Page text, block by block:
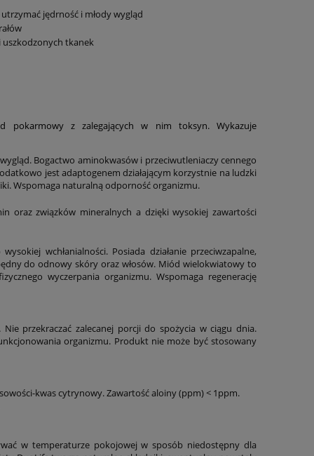
jędrność i młody wygląd
uszkodzonych tkanek
pokarmowy z zalegających w nim toksyn. Wykazuje
Bogactwo aminokwasów i przeciwutleniaczy cennego
jest adaptogenem działającym korzystnie na ludzki
Wspomaga naturalną odporność organizmu.
oraz związków mineralnych a dzięki wysokiej zawartości
wchłanialności. Posiada działanie przeciwzapalne,
do odnowy skóry oraz włosów. Miód wielokwiatowy to
wyczerpania organizmu. Wspomaga regenerację
przekraczać zalecanej porcji do spożycia w ciągu dnia.
organizmu. Produkt nie może być stosowany
kwas cytrynowy. Zawartość aloiny (ppm) < 1ppm.
w temperaturze pokojowej w sposób niedostępny dla